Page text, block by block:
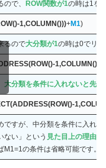
で、 ROW関数が1の時は1を
1,COLUMN()))+M1)
るので大分類が1の時は0でリ
1,COLUMN()))
大分類を条件に入れないと先
ですが、中分類を条件に入れ
ない」という 見た目上の理由
の条件は省略可能です。